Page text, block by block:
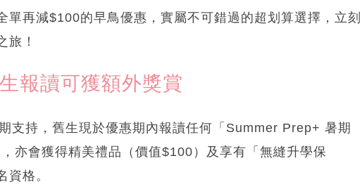
單再減$100的早鳥優惠，實屬不可錯過的超划算選擇，立刻
旅！
報讀可獲額外獎賞
支持，舊生現於優惠期內報讀任何「Summer Prep+ 暑期
亦會獲得精美禮品（價值$100）及享有「無縫升學保
資格。